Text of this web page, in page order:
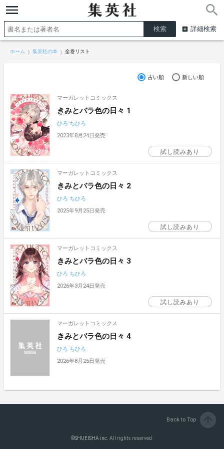
詳細検索
ホーム 集英社の本 全巻リスト
古い順 新しい順
マーガレットコミックス
きみとバラ色の日々 1
ひろ ちひろ
2023年8月24日発売
試し読みあり
マーガレットコミックス
きみとバラ色の日々 2
ひろ ちひろ
2025年9月25日発売
試し読みあり
マーガレットコミックス
きみとバラ色の日々 3
ひろ ちひろ
2026年3月24日発売
試し読みあり
マーガレットコミックス
きみとバラ色の日々 4
ひろ ちひろ
2026年8月25日発売
Back to Top
©SHUEISHA inc. All rights reserved.